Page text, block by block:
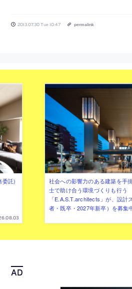
2013.07.30 Tue 10:47 permalink
委託)
社会への影響力のある建築を手
士で助け合う環境づくりも行う
「E.A.S.T.architects」が、設計
者・既卒・2027年新卒）を募集